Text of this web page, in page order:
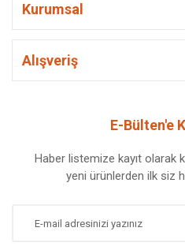
Kurumsal
Alışveriş
E-Bülten'e
Haber listemize kayıt olarak
yeni ürünlerden ilk siz